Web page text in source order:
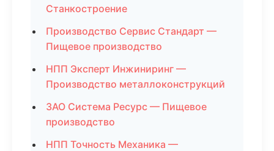
Станкостроение
Производство Сервис Стандарт —
Пищевое производство
НПП Эксперт Инжиниринг —
Производство металлоконструкций
ЗАО Система Ресурс — Пищевое
производство
НПП Точность Механика —